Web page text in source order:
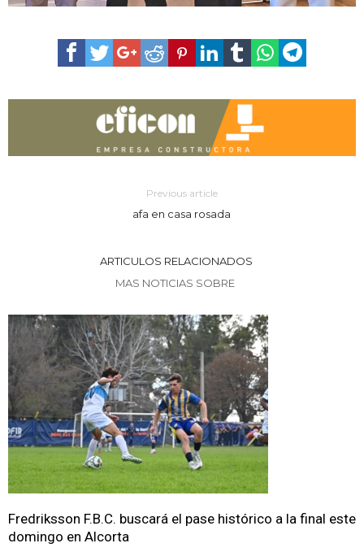
Previous article
afa en casa rosada
ARTICULOS RELACIONADOS
MAS NOTICIAS SOBRE
Fredriksson F.B.C. buscará el pase histórico a la final este
domingo en Alcorta